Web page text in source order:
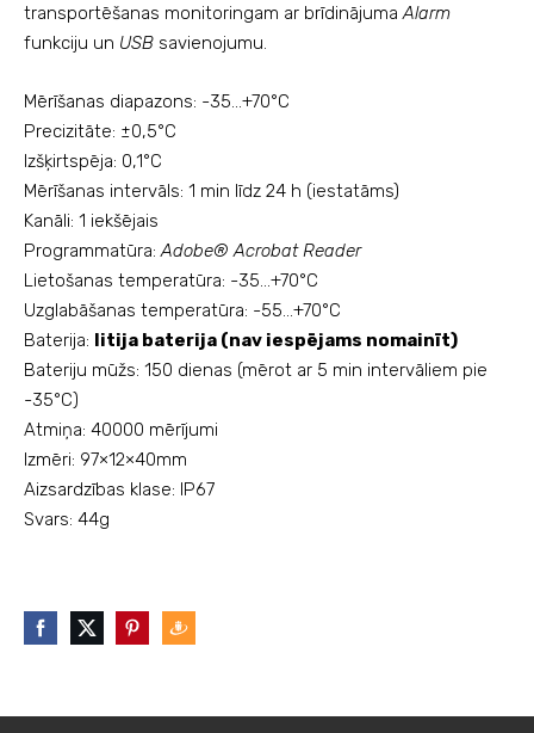
transportēšanas monitoringam ar brīdinājumaAlarm
funkciju un USB savienojumu.
Mērīšanas diapazons: -35...+70°C
Precizitāte: ±0,5°C
Izšķirtspēja: 0,1°C
Mērīšanas intervāls: 1 min līdz 24 h (iestatāms)
Kanāli: 1 iekšējais
Programmatūra:Adobe® Acrobat Reader
Lietošanas temperatūra: -35...+70°C
Uzglabāšanas temperatūra: -55...+70°C
Baterija: litija baterija (nav iespējams nomainīt)
Bateriju mūžs: 150 dienas (mērot ar 5 min intervāliem pie
-35°C)
Atmiņa: 40000 mērījumi
Izmēri: 97×12×40mm
Aizsardzības klase: IP67
Svars: 44g